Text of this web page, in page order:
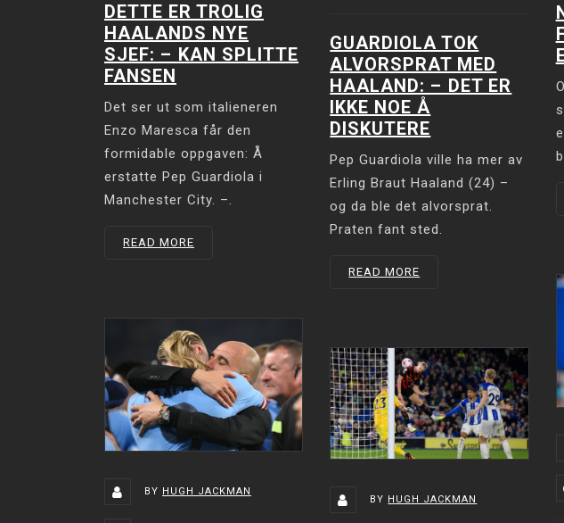
DETTE ER TROLIG
HAALANDS NYE
SJEF: –⁠ KAN SPLITTE
FANSEN
Det ser ut som italieneren
Enzo Maresca får den
formidable oppgaven: Å
erstatte Pep Guardiola i
Manchester City. –.
READ MORE
GUARDIOLA TOK
ALVORSPRAT MED
HAALAND: –⁠ DET ER
IKKE NOE Å
DISKUTERE
Pep Guardiola ville ha mer av
Erling Braut Haaland (24) –
og da ble det alvorsprat.
Praten fant sted.
READ MORE
BY HUGH JACKMAN
BY HUGH JACKMAN